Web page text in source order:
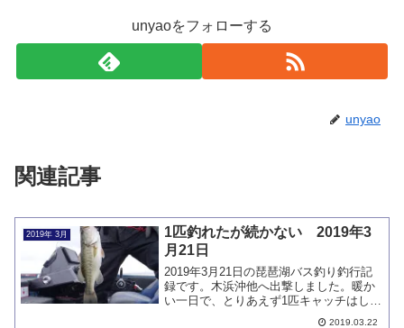
unyaoをフォローする
unyao
関連記事
2019年 3月
1匹釣れたが続かない 2019年3
月21日
2019年3月21日の琵琶湖バス釣り釣行記
録です。木浜沖他へ出撃しました。暖か
い一日で、とりあえず1匹キャッチはしま
したが、後が続きませんでした。バスの
2019.03.22